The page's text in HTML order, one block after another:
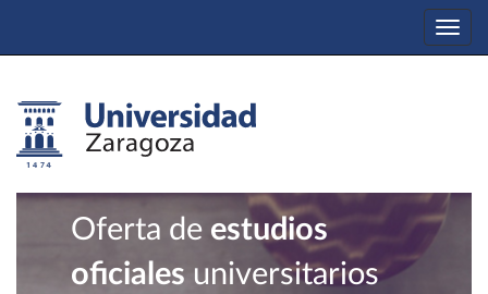
Oferta de estudios
oficiales universitarios